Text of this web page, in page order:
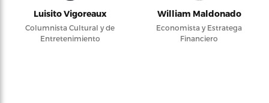
Luisito Vigoreaux
Columnista Cultural y de
Entretenimiento
William Maldonado
Economista y Estratega
Financiero